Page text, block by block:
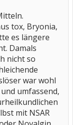
tox, Bryonia,
es längere
Damals
nicht so
war wohl
umfassend,
mit NSAR